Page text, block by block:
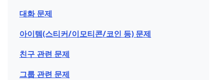
대화 문제
아이템(스티커/이모티콘/코인 등) 문제
친구 관련 문제
그룹 관련 문제